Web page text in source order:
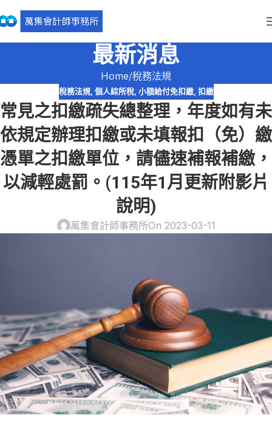
最新消息
Home 稅務法規
稅務法規, 個人綜所稅, 小額給付免扣繳, 扣繳
常見之扣繳疏失總整理，年度如有未
依規定辦理扣繳或未填報扣（免）繳
憑單之扣繳單位，請儘速補報補繳，
以減輕處罰。(115年1月更新附影片
說明)
萬集會計師事務所On 2023-03-11